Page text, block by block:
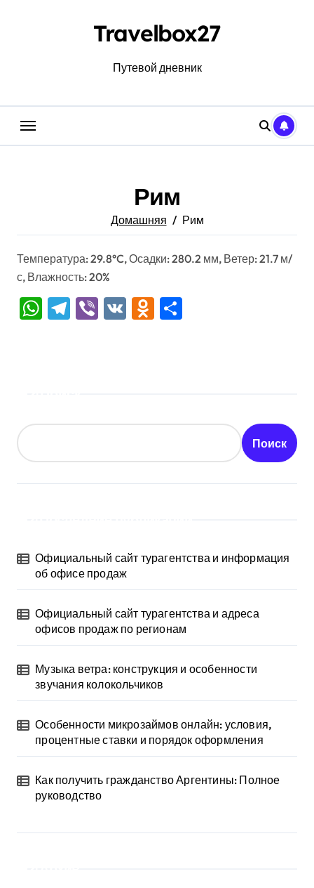
Travelbox27
Путевой дневник
Рим
Домашняя Рим
Температура: 29.8°C, Осадки: 280.2 мм, Ветер: 21.7 м/
с, Влажность: 20%
WhatsApp
Telegram
Viber
VK Odnoklassniki
Поиск
Официальный сайт турагентства и информация
об офисе продаж
Официальный сайт турагентства и адреса
офисов продаж по регионам
Музыка ветра: конструкция и особенности
звучания колокольчиков
Особенности микрозаймов онлайн: условия,
процентные ставки и порядок оформления
Как получить гражданство Аргентины: Полное
руководство